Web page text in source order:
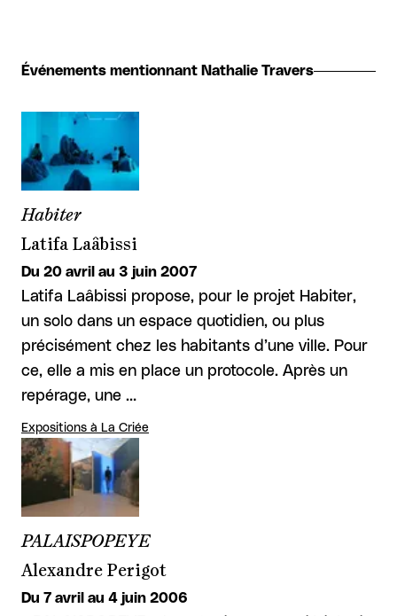
Événements mentionnant Nathalie Travers
Habiter
Latifa Laâbissi
Du 20 avril au 3 juin 2007
Latifa Laâbissi propose, pour le projet Habiter,
un solo dans un espace quotidien, ou plus
précisément chez les habitants d’une ville. Pour
ce, elle a mis en place un protocole. Après un
repérage, une …
Expositions à La Criée
PALAISPOPEYE
Alexandre Perigot
Du 7 avril au 4 juin 2006